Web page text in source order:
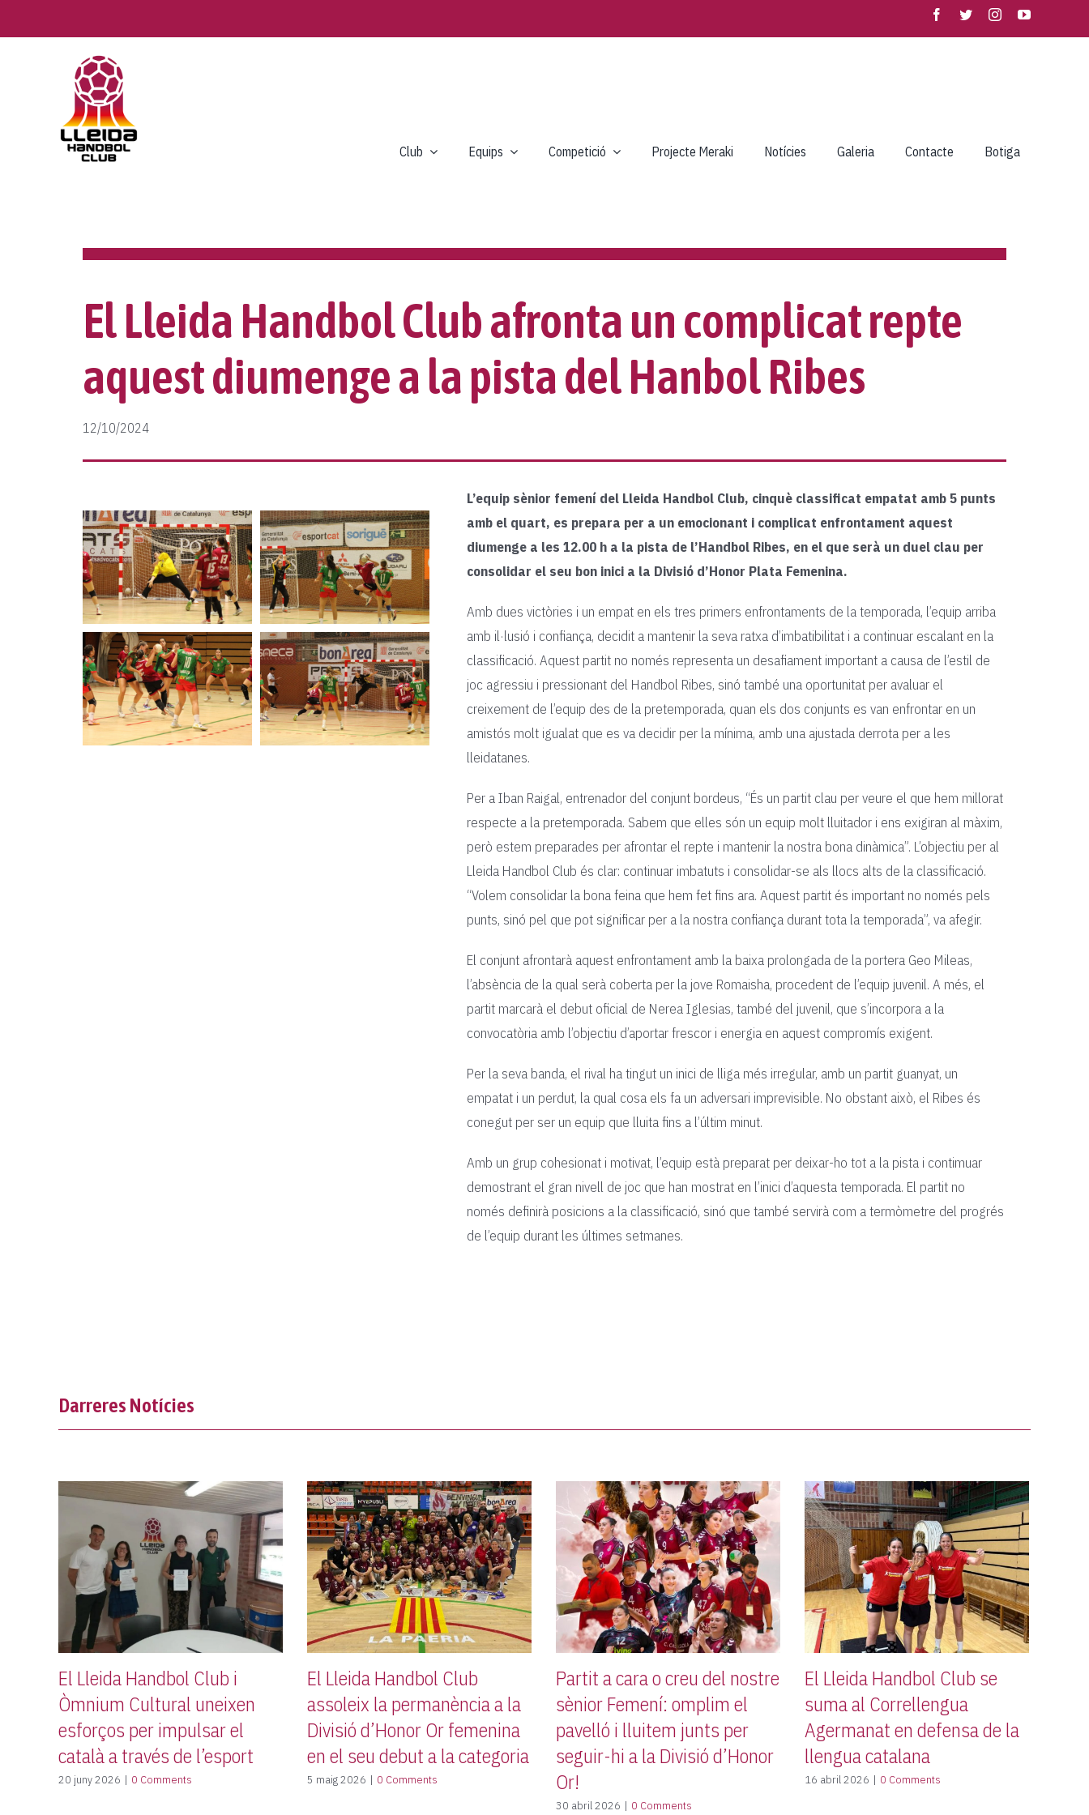
to
Club Equips Competició Projecte Meraki Notícies Galeria Contacte Botiga
El Lleida Handbol Club afronta un complicat repte
aquest diumenge a la pista del Hanbol Ribes
12/10/2024
L’equip sènior femení del Lleida Handbol Club, cinquè classificat empatat amb 5 punts
amb el quart, es prepara per a un emocionant i complicat enfrontament aquest
diumenge a les 12.00 h a la pista de l’Handbol Ribes, en el que serà un duel clau per
consolidar el seu bon inici a la Divisió d’Honor Plata Femenina.
Amb dues victòries i un empat en els tres primers enfrontaments de la temporada, l’equip arriba
amb il·lusió i confiança, decidit a mantenir la seva ratxa d’imbatibilitat i a continuar escalant en la
classificació. Aquest partit no només representa un desafiament important a causa de l’estil de
joc agressiu i pressionant del Handbol Ribes, sinó també una oportunitat per avaluar el
creixement de l’equip des de la pretemporada, quan els dos conjunts es van enfrontar en un
amistós molt igualat que es va decidir per la mínima, amb una ajustada derrota per a les
lleidatanes.
Per a Iban Raigal, entrenador del conjunt bordeus, “És un partit clau per veure el que hem millorat
respecte a la pretemporada. Sabem que elles són un equip molt lluitador i ens exigiran al màxim,
però estem preparades per afrontar el repte i mantenir la nostra bona dinàmica”. L’objectiu per al
Lleida Handbol Club és clar: continuar imbatuts i consolidar-se als llocs alts de la classificació.
“Volem consolidar la bona feina que hem fet fins ara. Aquest partit és important no només pels
punts, sinó pel que pot significar per a la nostra confiança durant tota la temporada”, va afegir.
El conjunt afrontarà aquest enfrontament amb la baixa prolongada de la portera Geo Mileas,
l’absència de la qual serà coberta per la jove Romaisha, procedent de l’equip juvenil. A més, el
partit marcarà el debut oficial de Nerea Iglesias, també del juvenil, que s’incorpora a la
convocatòria amb l’objectiu d’aportar frescor i energia en aquest compromís exigent.
Per la seva banda, el rival ha tingut un inici de lliga més irregular, amb un partit guanyat, un
empatat i un perdut, la qual cosa els fa un adversari imprevisible. No obstant això, el Ribes és
conegut per ser un equip que lluita fins a l’últim minut.
Amb un grup cohesionat i motivat, l’equip està preparat per deixar-ho tot a la pista i contimuar
demostrant el gran nivell de joc que han mostrat en l’inici d’aquesta temporada. El partit no
només definirà posicions a la classificació, sinó que també servirà com a termòmetre del progrés
de l’equip durant les últimes setmanes.
Darreres Notícies
El Lleida Handbol Club i
Òmnium Cultural uneixen
esforços per impulsar el
català a través de l’esport
20 juny 2026 | 0 Comments
El Lleida Handbol Club
assoleix la permanència a la
Divisió d’Honor Or femenina
en el seu debut a la categoria
5 maig 2026 | 0 Comments
Partit a cara o creu del nostre
sènior Femení: omplim el
pavelló i lluitem junts per
seguir-hi a la Divisió d’Honor
Or!
30 abril 2026 | 0 Comments
El Lleida Handbol Club se
suma al Correllengua
Agermanat en defensa de la
llengua catalana
16 abril 2026 | 0 Comments